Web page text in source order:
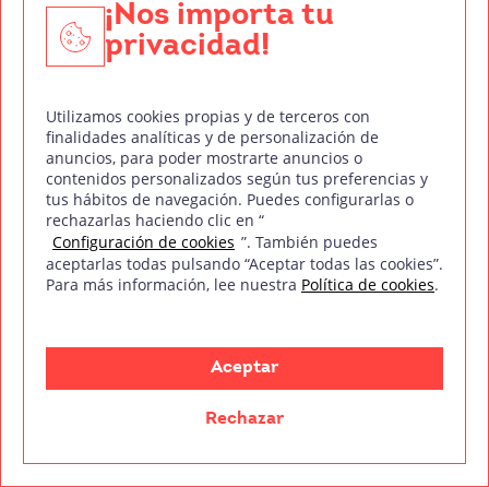
https://www.thelightingmind.com/kinetic-typog
raphy-animacion-tipografia/
https://dribbble.com/tags/kinetic-typography
¡Consigue gratis nuestro índice del
CURSO DE MOTION GRAPHICS
¡Nos importa tu
privacidad!
Utilizamos cookies propias y de terceros con
finalidades analíticas y de personalización de
anuncios, para poder mostrarte anuncios o
contenidos personalizados según tus preferencias y
tus hábitos de navegación. Puedes configurarlas o
rechazarlas haciendo clic en “
Configuración de cookies ”. También puedes
aceptarlas todas pulsando “Aceptar todas las cookies”.
Para más información, lee nuestra Política de cookies.
Aceptar
Rechazar